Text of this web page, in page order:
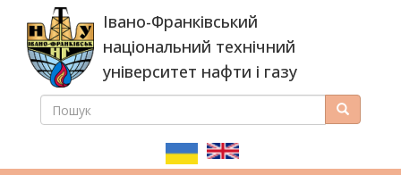
основного
вмісту
Івано-Франківський
національний технічний
університет нафти і газу
ПОШУКОВА
ПОШУК Пошук